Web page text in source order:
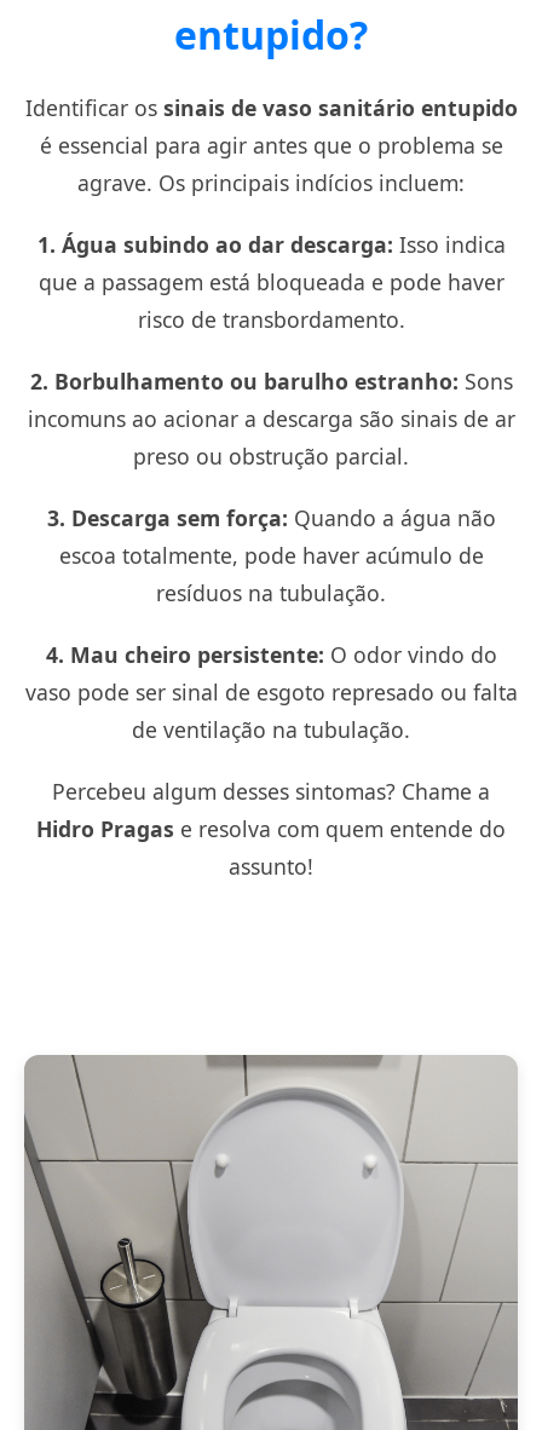
entupido?
Identificar os sinais de vaso sanitário entupido
é essencial para agir antes que o problema se
agrave. Os principais indícios incluem:
1. Água subindo ao dar descarga: Isso indica
que a passagem está bloqueada e pode haver
risco de transbordamento.
2. Borbulhamento ou barulho estranho: Sons
incomuns ao acionar a descarga são sinais de ar
preso ou obstrução parcial.
3. Descarga sem força: Quando a água não
escoa totalmente, pode haver acúmulo de
resíduos na tubulação.
4. Mau cheiro persistente: O odor vindo do
vaso pode ser sinal de esgoto represado ou falta
de ventilação na tubulação.
Percebeu algum desses sintomas? Chame a
Hidro Pragas e resolva com quem entende do
assunto!